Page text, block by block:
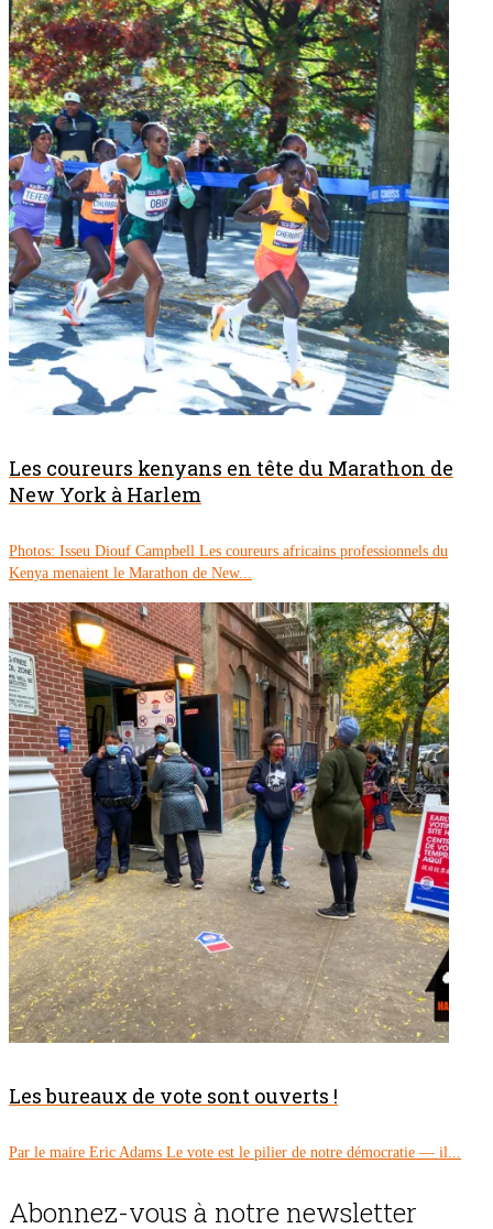
Les coureurs kenyans en tête du Marathon de
New York à Harlem
Photos: Isseu Diouf Campbell Les coureurs africains professionnels du
Kenya menaient le Marathon de New...
Les bureaux de vote sont ouverts !
Par le maire Eric Adams Le vote est le pilier de notre démocratie — il...
Abonnez-vous à notre newsletter